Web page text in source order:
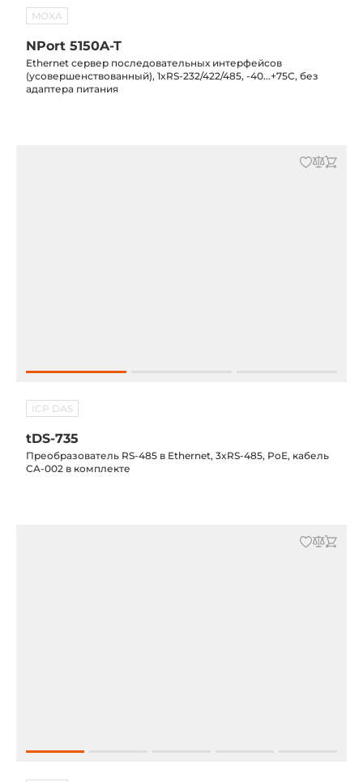
MOXA
NPort 5150A-T
Ethernet сервер последовательных интерфейсов
(усовершенствованный), 1xRS-232/422/485, -40...+75С, без
адаптера питания
ICP DAS
tDS-735
Преобразователь RS-485 в Ethernet, 3xRS-485, PoE, кабель
CA-002 в комплекте